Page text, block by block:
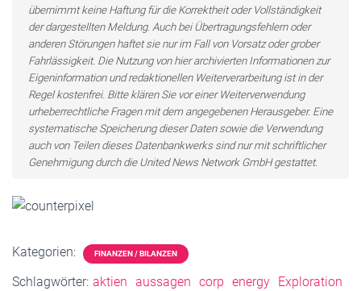
übernimmt keine Haftung für die Korrektheit oder Vollständigkeit
der dargestellten Meldung. Auch bei Übertragungsfehlern oder
anderen Störungen haftet sie nur im Fall von Vorsatz oder grober
Fahrlässigkeit. Die Nutzung von hier archivierten Informationen zur
Eigeninformation und redaktionellen Weiterverarbeitung ist in der
Regel kostenfrei. Bitte klären Sie vor einer Weiterverwendung
urheberrechtliche Fragen mit dem angegebenen Herausgeber. Eine
systematische Speicherung dieser Daten sowie die Verwendung
auch von Teilen dieses Datenbankwerks sind nur mit schriftlicher
Genehmigung durch die United News Network GmbH gestattet.
Kategorien: FINANZEN / BILANZEN
Schlagwörter: aktien aussagen corp energy
Exploration